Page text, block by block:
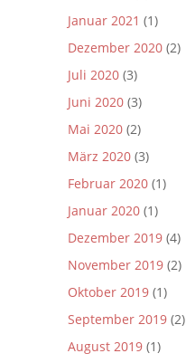
Januar 2021 (1)
Dezember 2020(2)
Juli 2020(3)
Juni 2020(3)
Mai 2020(2)
März 2020(3)
Februar 2020(1)
Januar 2020(1)
Dezember 2019(4)
November 2019(2)
Oktober 2019(1)
September 2019(2)
August 2019(1)